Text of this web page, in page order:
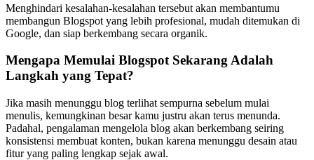
Menghindari kesalahan-kesalahan tersebut akan membantumu
membangun Blogspot yang lebih profesional, mudah ditemukan di
Google, dan siap berkembang secara organik.
Mengapa Memulai Blogspot Sekarang Adalah
Langkah yang Tepat?
Jika masih menunggu blog terlihat sempurna sebelum mulai
menulis, kemungkinan besar kamu justru akan terus menunda.
Padahal, pengalaman mengelola blog akan berkembang seiring
konsistensi membuat konten, bukan karena menunggu desain atau
fitur yang paling lengkap sejak awal.